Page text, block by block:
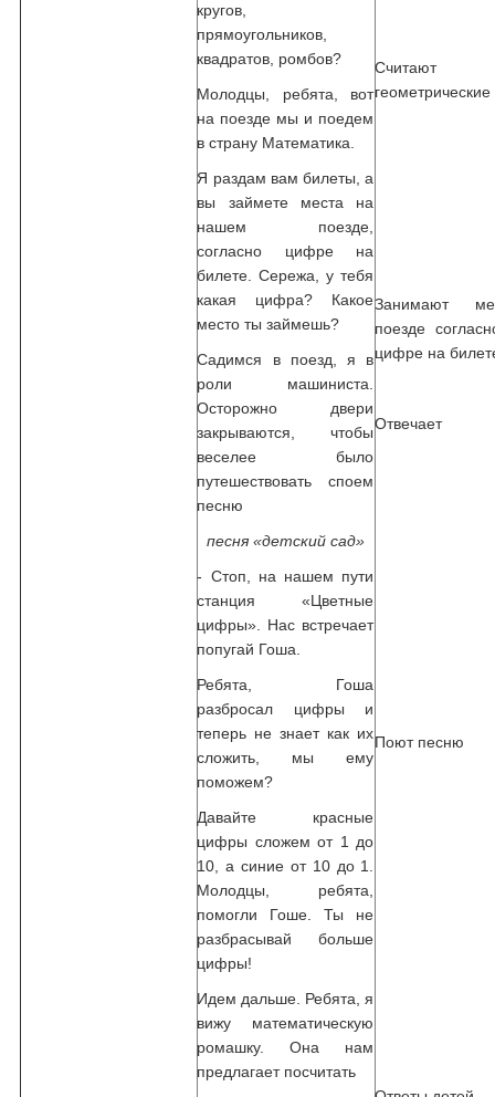
кругов,
прямоугольников,
квадратов, ромбов?
Молодцы, ребята, вот
на поезде мы и поедем
в страну Математика.
Я раздам вам билеты, а
вы займете места на
нашем поезде,
согласно цифре на
билете. Сережа, у тебя
какая цифра? Какое
место ты займешь?
Садимся в поезд, я в
роли машиниста.
Осторожно двери
закрываются, чтобы
веселее было
путешествовать споем
песню
песня «детский сад»
- Стоп, на нашем пути
станция «Цветные
цифры». Нас встречает
попугай Гоша.
Ребята, Гоша
разбросал цифры и
теперь не знает как их
сложить, мы ему
поможем?
Давайте красные
цифры сложем от 1 до
10, а синие от 10 до 1.
Молодцы, ребята,
помогли Гоше. Ты не
разбрасывай больше
цифры!
Идем дальше. Ребята, я
вижу математическую
ромашку. Она нам
предлагает посчитать
Считают
Занимают
поезде
цифре на
Отвечает
Поют песню